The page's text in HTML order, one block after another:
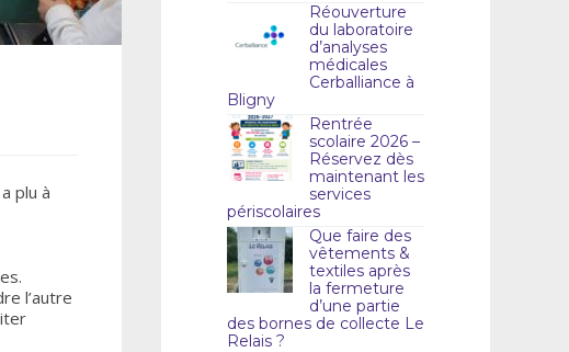
plu à
l’autre
Réouverture
du laboratoire
d’analyses
médicales
Cerballiance à
Bligny
Rentrée
scolaire 2026 –
Réservez dès
maintenant les
services
périscolaires
Que faire des
vêtements &
textiles après
la fermeture
d’une partie
des bornes de collecte Le
Relais ?